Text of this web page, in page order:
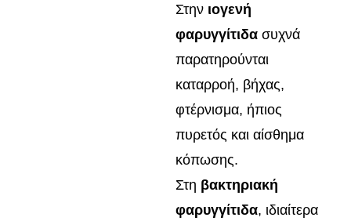
Στην ιογενή
φαρυγγίτιδα συχνά
παρατηρούνται
καταρροή, βήχας,
φτέρνισμα, ήπιος
πυρετός και αίσθημα
κόπωσης.
Στη βακτηριακή
φαρυγγίτιδα, ιδιαίτερα